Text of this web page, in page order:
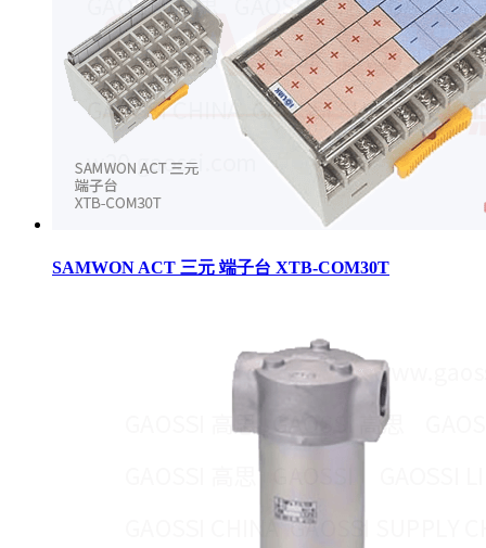
SAMWON ACT 三元 端子台 XTB-COM30T